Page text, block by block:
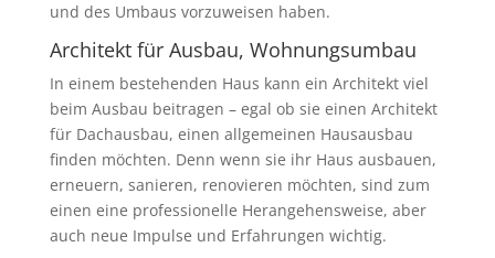
und des Umbaus vorzuweisen haben.
Architekt für Ausbau, Wohnungsumbau
In einem bestehenden Haus kann ein Architekt viel
beim Ausbau beitragen – egal ob sie einen Architekt
für Dachausbau, einen allgemeinen Hausausbau
finden möchten. Denn wenn sie ihr Haus ausbauen,
erneuern, sanieren, renovieren möchten, sind zum
einen eine professionelle Herangehensweise, aber
auch neue Impulse und Erfahrungen wichtig.